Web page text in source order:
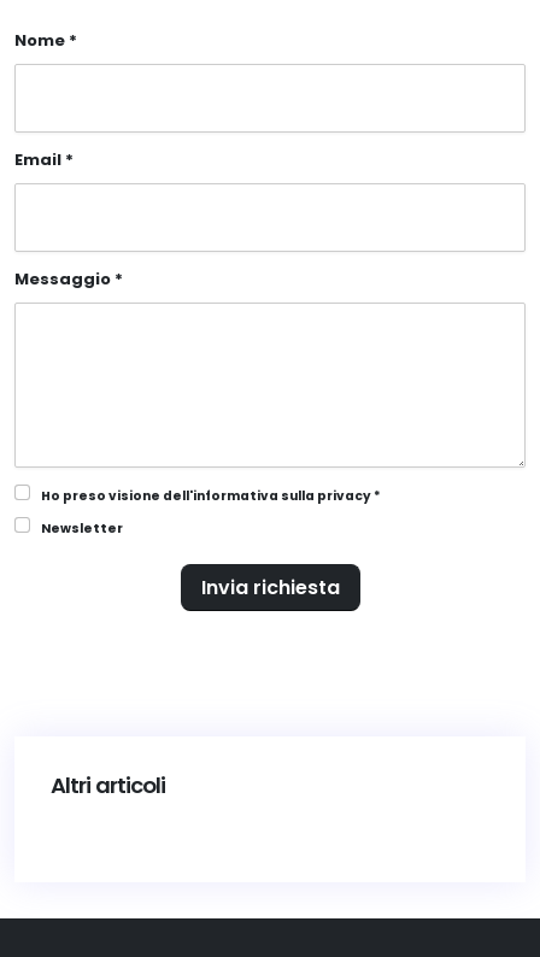
Nome *
Email *
Messaggio *
Ho preso visione dell'informativa sulla privacy *
Newsletter
Invia richiesta
Altri articoli